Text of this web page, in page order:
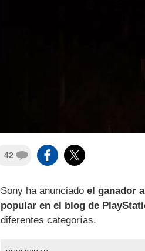
42
Sony ha anunciado el ganador
popular en el blog de
diferentes categorías.